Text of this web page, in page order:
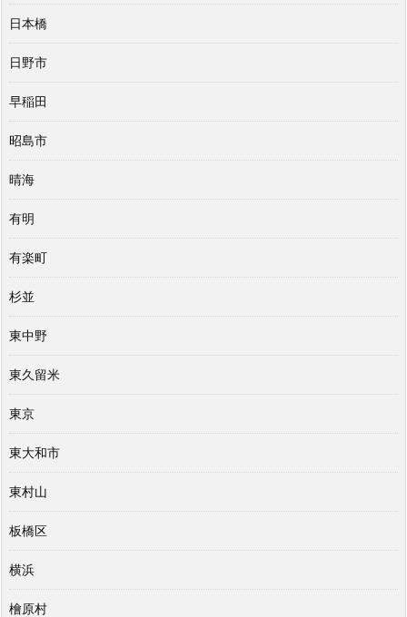
日本橋
日野市
早稲田
昭島市
晴海
有明
有楽町
杉並
東中野
東久留米
東京
東大和市
東村山
板橋区
横浜
檜原村